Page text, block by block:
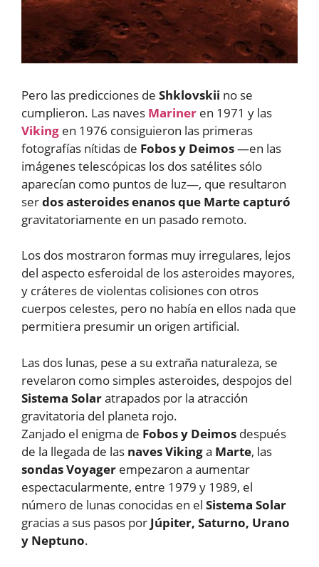
Pero las predicciones de Shklovskii no se
cumplieron. Las naves Mariner en 1971 y las
Viking en 1976 consiguieron las primeras
fotografías nítidas de Fobos y Deimos—en las
imágenes telescópicas los dos satélites sólo
aparecían como puntos de luz—, que resultaron
serdos asteroides enanos que Marte capturó
gravitatoriamente en un pasado remoto.
Los dos mostraron formas muy irregulares, lejos
del aspecto esferoidal de los asteroides mayores,
y cráteres de violentas colisiones con otros
cuerpos celestes, pero no había en ellos nada que
permitiera presumir un origen artificial.
Las dos lunas, pese a su extraña naturaleza, se
revelaron como simples asteroides, despojos del
Sistema Solaratrapados por la atracción
gravitatoria del planeta rojo.
Zanjado el enigma de Fobos y Deimos después
de la llegada de las naves Vikinga Marte, las
sondas Voyager empezaron a aumentar
espectacularmente, entre 1979 y 1989, el
número de lunas conocidas en el Sistema Solar
gracias a sus pasos por Júpiter, Saturno, Urano
y Neptuno.